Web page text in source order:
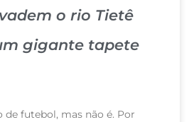
o rio Tietê
gigante tapete
de futebol, mas não é. Por